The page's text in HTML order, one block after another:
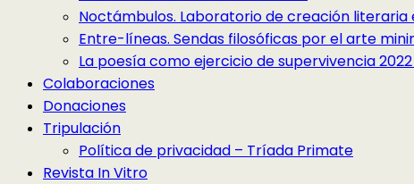
Noctámbulos. Laboratorio de creación literaria
Entre-líneas. Sendas filosóficas por el arte
La poesía como ejercicio de supervivencia 2022
Colaboraciones
Donaciones
Tripulación
Política de privacidad – Tríada Primate
Revista In Vitro